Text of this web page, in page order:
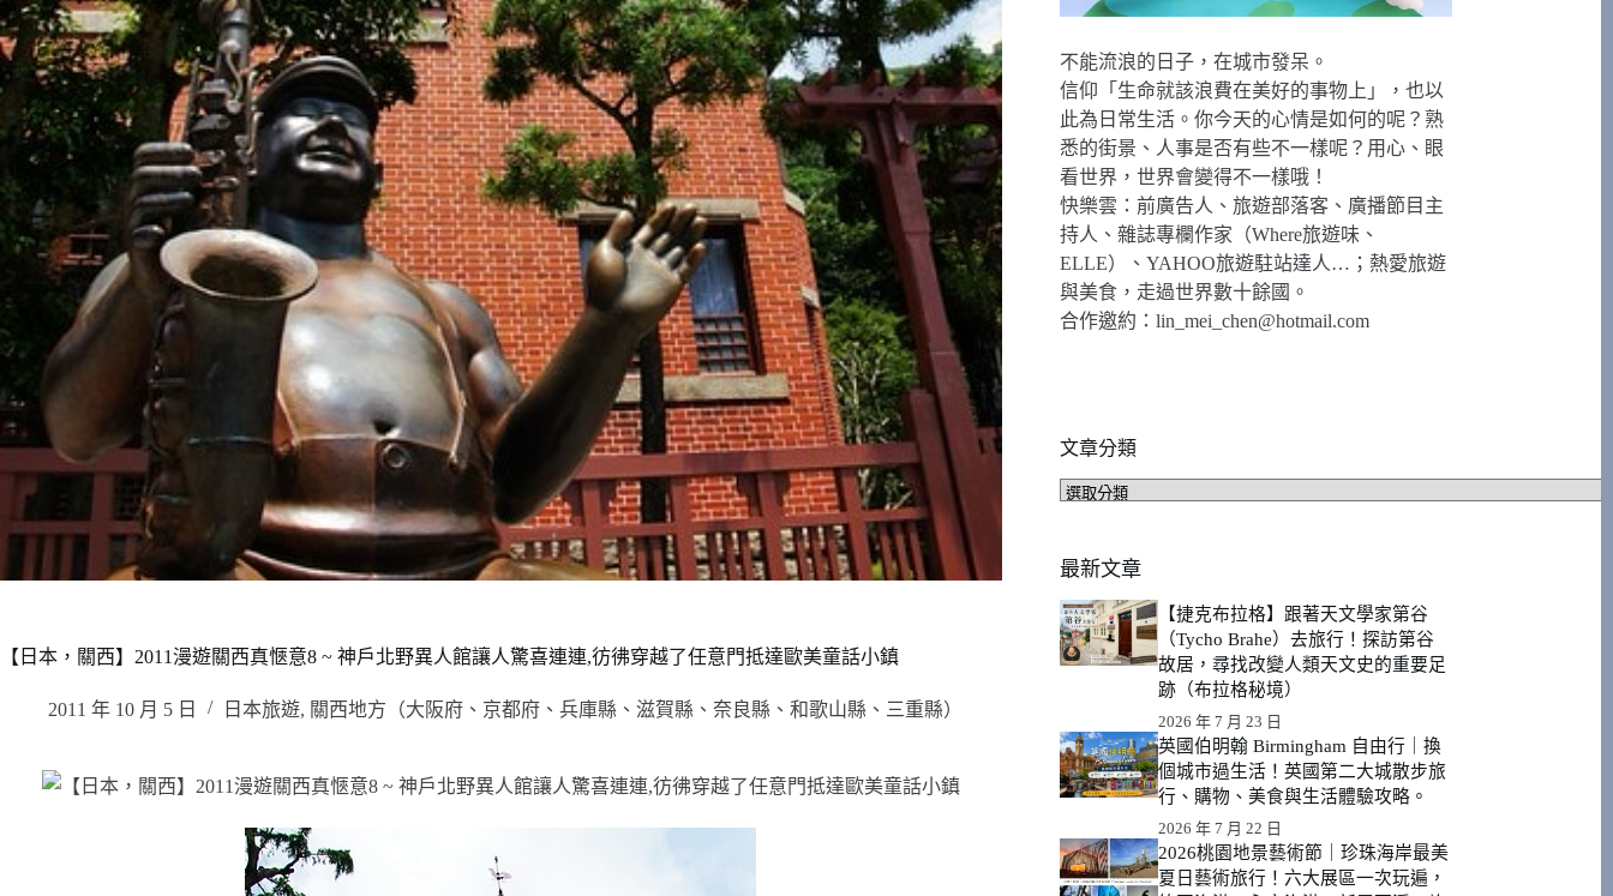
【日本，關西】2011漫遊關西真愜意8 ~ 神戶北野異人館讓人驚喜連連,彷彿穿越了任意門抵達歐美童話小鎮
2011 年 10 月 5 日 日本旅遊, 關西地方（大阪府、京都府、兵庫縣、滋賀縣、奈良縣、和歌山縣、三重縣）
不能流浪的日子，在城市發呆。
信仰「生命就該浪費在美好的事物上」，也以
此為日常生活。你今天的心情是如何的呢？熟
悉的街景、人事是否有些不一樣呢？用心、眼
看世界，世界會變得不一樣哦！
快樂雲：前廣告人、旅遊部落客、廣播節目主
持人、雜誌專欄作家（Where旅遊味、
ELLE）、YAHOO旅遊駐站達人…；熱愛旅遊
與美食，走過世界數十餘國。
合作邀約：lin_mei_chen@hotmail.com
文章分類
文
類
最新文章
【捷克布拉格】跟著天文學家第谷
（Tycho Brahe）去旅行！探訪第谷
故居，尋找改變人類天文史的重要足
跡（布拉格秘境）
2026 年 7 月 23 日
英國伯明翰 Birmingham 自由行｜換
個城市過生活！英國第二大城散步旅
行、購物、美食與生活體驗攻略。
2026 年 7 月 22 日
2026桃園地景藝術節｜珍珠海岸最美
夏日藝術旅行！六大展區一次玩遍，